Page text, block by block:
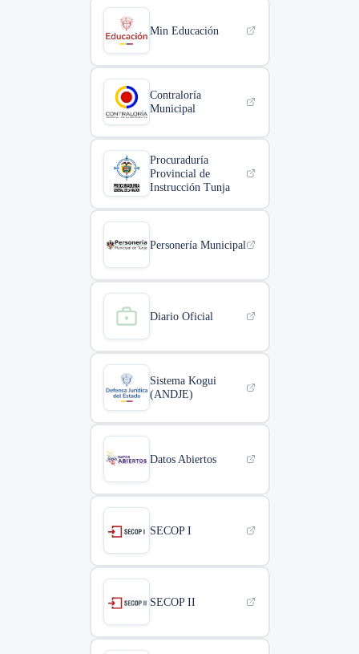
Min Educación
Contraloría
Municipal
Procuraduría
Provincial de
Instrucción Tunja
Personería Municipal
Diario Oficial
Sistema Kogui
(ANDJE)
Datos Abiertos
SECOP I
SECOP II